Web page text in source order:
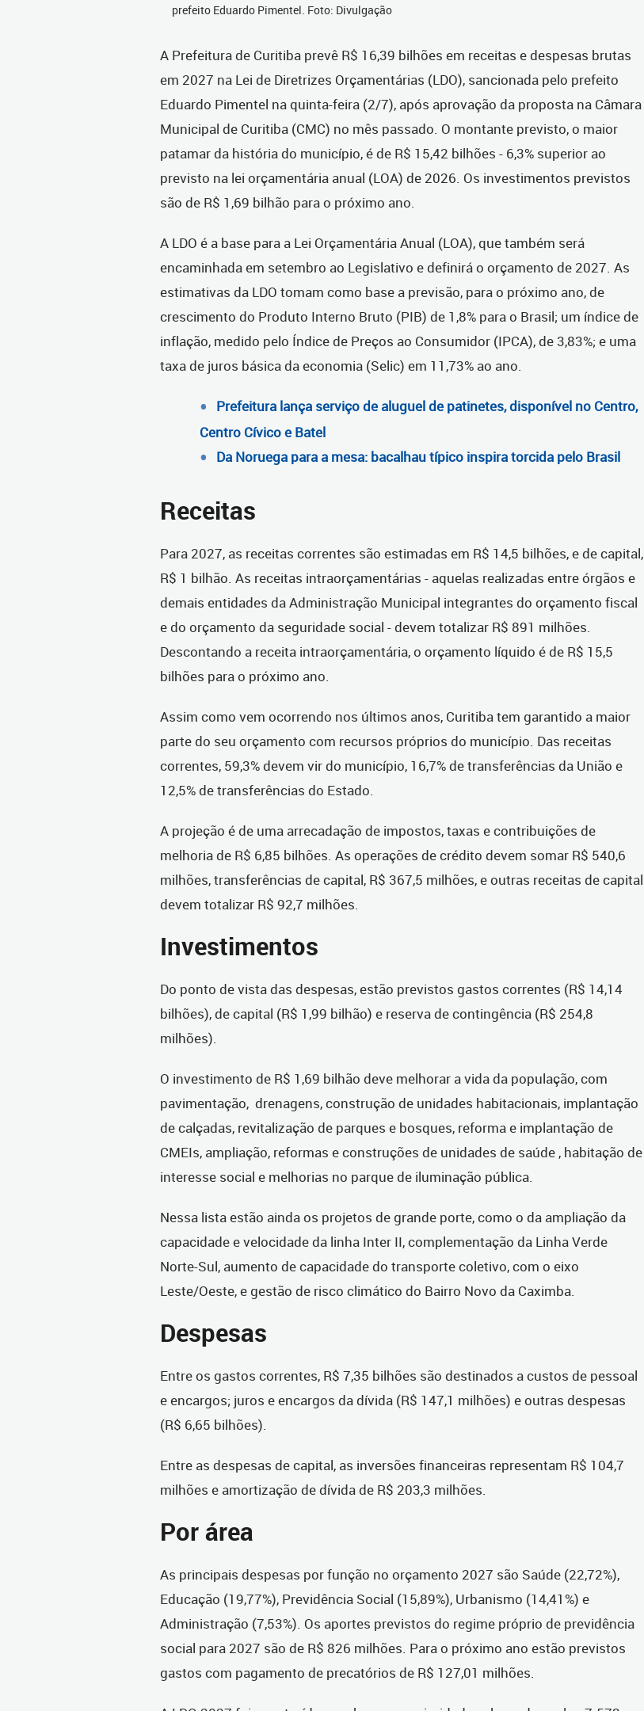
prefeito Eduardo Pimentel. Foto: Divulgação
A Prefeitura de Curitiba prevê R$ 16,39 bilhões em receitas e despesas brutas
em 2027 na Lei de Diretrizes Orçamentárias (LDO), sancionada pelo prefeito
Eduardo Pimentel na quinta-feira (2/7), após aprovação da proposta na Câmara
Municipal de Curitiba (CMC) no mês passado. O montante previsto,o maior
patamar da história do município,éde R$ 15,42 bilhões - 6,3% superior ao
previsto na lei orçamentária anual (LOA) de 2026. Os investimentos previstos
são de R$ 1,69 bilhão para o próximo ano.
A LDO é a base para a Lei Orçamentária Anual (LOA), que também será
encaminhada em setembro ao Legislativo e definirá o orçamento de 2027. As
estimativas da LDO tomam como base a previsão, para o próximo ano, de
crescimento do Produto Interno Bruto (PIB) de 1,8% para o Brasil; um índice de
inflação, medido pelo Índice de Preços ao Consumidor (IPCA), de 3,83%; e uma
taxa de juros básica da economia (Selic) em 11,73% ao ano.
Prefeitura lança serviço de aluguel de patinetes, disponível no Centro,
Centro Cívico e Batel
Da Noruega para a mesa: bacalhau típico inspira torcida pelo Brasil
Receitas
Para 2027, as receitas correntes são estimadas em R$ 14,5 bilhões, e de capital,
R$ 1 bilhão. As receitas intraorçamentárias - aquelas realizadas entre órgãos e
demais entidades da Administração Municipal integrantes do orçamento fiscal
e do orçamento da seguridade social - devem totalizar R$ 891 milhões.
Descontando a receita intraorçamentária, o orçamento líquido é de R$ 15,5
bilhões para o próximo ano.
Assim como vem ocorrendo nos últimos anos, Curitiba tem garantido a maior
parte do seu orçamento com recursos próprios do município. Das receitas
correntes, 59,3% devem vir do município, 16,7% de transferências da União e
12,5% de transferências do Estado.
A projeção é de uma arrecadação de impostos, taxas e contribuições de
melhoria de R$ 6,85 bilhões. As operações de crédito devem somar R$ 540,6
milhões, transferências de capital, R$ 367,5 milhões, e outras receitas de capital
devem totalizar R$ 92,7 milhões.
Investimentos
Do ponto de vista das despesas, estão previstos gastos correntes (R$ 14,14
bilhões), de capital (R$ 1,99 bilhão) e reserva de contingência (R$ 254,8
milhões).
O investimento de R$ 1,69 bilhão deve melhorar a vida da população, com
pavimentação, drenagens, construção de unidades habitacionais, implantação
de calçadas, revitalização de parques e bosques, reforma e implantação de
CMEIs, ampliação, reformas e construções de unidades de saúde , habitação de
interesse social e melhorias no parque de iluminação pública.
Nessa lista estão ainda os projetos de grande porte, como o da ampliação da
capacidade e velocidade da linha Inter II, complementação da Linha Verde
Norte-Sul, aumento de capacidade do transporte coletivo, com o eixo
Leste/Oeste, e gestão de risco climático do Bairro Novo da Caximba.
Despesas
Entre os gastos correntes, R$ 7,35 bilhões são destinados a custos de pessoal
e encargos; juros e encargos da dívida (R$ 147,1 milhões) e outras despesas
(R$ 6,65 bilhões).
Entre as despesas de capital, as inversões financeiras representam R$ 104,7
milhões e amortização de dívida de R$ 203,3 milhões.
Por área
As principais despesas por função no orçamento 2027 são Saúde (22,72%),
Educação (19,77%), Previdência Social (15,89%), Urbanismo (14,41%) e
Administração (7,53%). Os aportes previstos do regime próprio de previdência
social para 2027 são de R$ 826 milhões. Para o próximo ano estão previstos
gastos com pagamento de precatórios de R$ 127,01 milhões.